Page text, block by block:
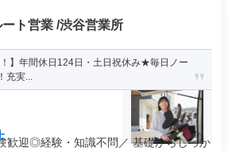
ト営業 /渋谷営業所
！】年間休日124日・土日祝休み★毎日ノー
充実...
歓迎◎経験・知識不問／ 基礎からしっか